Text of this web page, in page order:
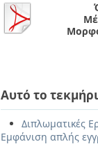
Αυτό το
Διπλωματικές
Εμφάνιση απλής